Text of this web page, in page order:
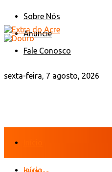
Sobre Nós
Anuncie
Fale Conosco
sexta-feira, 7 agosto, 2026
Início